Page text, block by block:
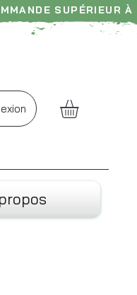
SUPÉRIEUR
& Suisse -----